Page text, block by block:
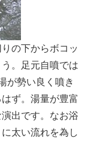
の下からボコッ
。足元自噴では
が勢い良く噴き
ず。湯量が豊富
出です。なお浴
太い流れを為し